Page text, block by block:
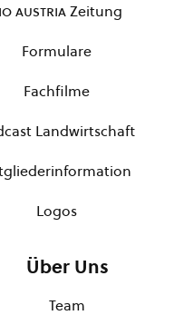
austriaZeitung
Formulare
Fachfilme
Landwirtschaft
Logos
Über Uns
Team